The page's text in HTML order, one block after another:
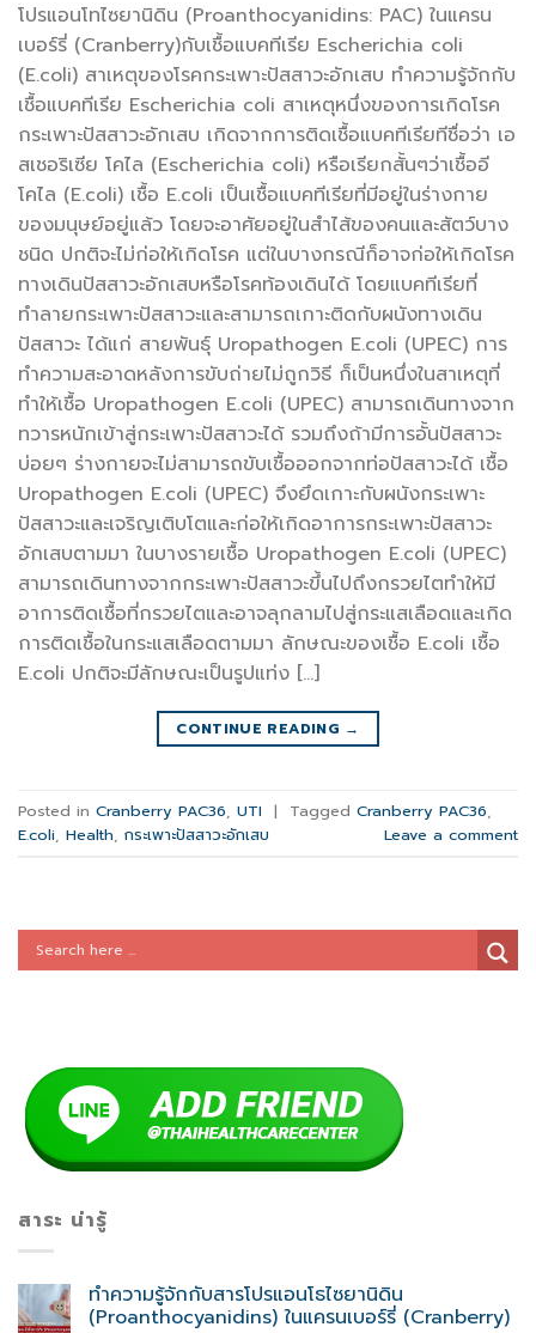
โปรแอนโทไซยานิดิน (Proanthocyanidins: PAC) ในแครน
เบอร์รี่ (Cranberry)กับเชื้อแบคทีเรีย Escherichia coli
(E.coli) สาเหตุของโรคกระเพาะปัสสาวะอักเสบ ทำความรู้จักกับ
เชื้อแบคทีเรีย Escherichia coli สาเหตุหนึ่งของการเกิดโรค
กระเพาะปัสสาวะอักเสบ เกิดจากการติดเชื้อแบคทีเรียทีชื่อว่า เอ
สเชอริเซีย โคไล (Escherichia coli) หรือเรียกสั้นๆว่าเชื้ออี
โคไล (E.coli) เชื้อ E.coli เป็นเชื้อแบคทีเรียที่มีอยู่ในร่างกาย
ของมนุษย์อยู่แล้ว โดยจะอาศัยอยู่ในสำไส้ของคนและสัตว์บาง
ชนิด ปกติจะไม่ก่อให้เกิดโรค แต่ในบางกรณีก็อาจก่อให้เกิดโรค
ทางเดินปัสสาวะอักเสบหรือโรคท้องเดินได้ โดยแบคทีเรียที่
ทำลายกระเพาะปัสสาวะและสามารถเกาะติดกับผนังทางเดิน
ปัสสาวะ ได้แก่ สายพันธุ์ Uropathogen E.coli (UPEC) การ
ทำความสะอาดหลังการขับถ่ายไม่ถูกวิธี ก็เป็นหนึ่งในสาเหตุที่
ทำให้เชื้อ Uropathogen E.coli (UPEC) สามารถเดินทางจาก
ทวารหนักเข้าสู่กระเพาะปัสสาวะได้ รวมถึงถ้ามีการอั้นปัสสาวะ
บ่อยๆ ร่างกายจะไม่สามารถขับเชื้อออกจากท่อปัสสาวะได้ เชื้อ
Uropathogen E.coli (UPEC) จึงยึดเกาะกับผนังกระเพาะ
ปัสสาวะและเจริญเติบโตและก่อให้เกิดอาการกระเพาะปัสสาวะ
อักเสบตามมา ในบางรายเชื้อ Uropathogen E.coli (UPEC)
สามารถเดินทางจากกระเพาะปัสสาวะขึ้นไปถึงกรวยไตทำให้มี
อาการติดเชื้อที่กรวยไตและอาจลุกลามไปสู่กระแสเลือดและเกิด
การติดเชื้อในกระแสเลือดตามมา ลักษณะของเชื้อ E.coli เชื้อ
E.coli ปกติจะมีลักษณะเป็นรูปแท่ง […]
CONTINUE READING →
Posted in Cranberry PAC36 UTI | Tagged Cranberry PAC36
E.coli Health กระเพาะปัสสาวะอักเสบ Leave a comment
สาระ น่ารู้
ทำความรู้จักกับสารโปรแอนโธไซยานิดิน
(Proanthocyanidins) ในแครนเบอร์รี่ (Cranberry)